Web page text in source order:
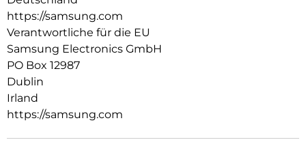
https://samsung.com
Verantwortliche für die EU
Samsung Electronics GmbH
PO Box 12987
Dublin
Irland
https://samsung.com